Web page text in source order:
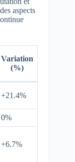
aspects
Variation
(%)
+21.4%
0%
+6.7%